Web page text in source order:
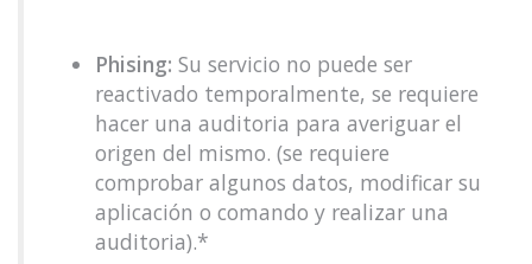
Phising: Su servicio no puede ser
reactivado temporalmente, se requiere
hacer una auditoria para averiguar el
origen del mismo. (se requiere
comprobar algunos datos, modificar su
aplicación o comando y realizar una
auditoria).*